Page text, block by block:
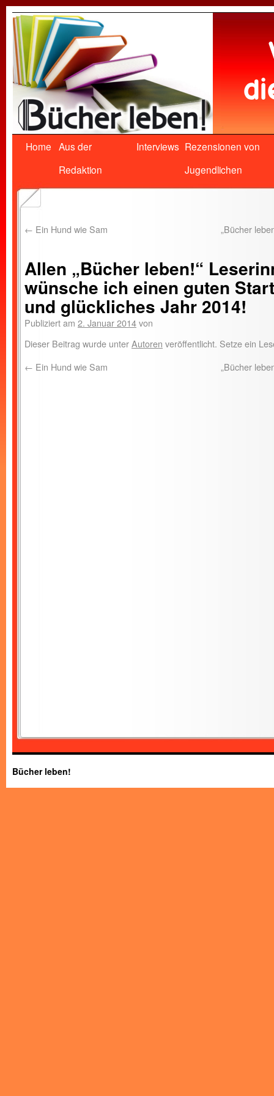
Home Aus der
Redaktion
Interviews Rezensionen von
Jugendlichen
← Ein Hund wie Sam „Bücher
Allen „Bücher leben!“
wünsche ich einen guten
und glückliches Jahr 2014!
Publiziert am 2. Januar 2014von
Dieser Beitrag wurde unterAutoren veröffentlicht. Setze ein
← Ein Hund wie Sam „Bücher
Bücher leben!